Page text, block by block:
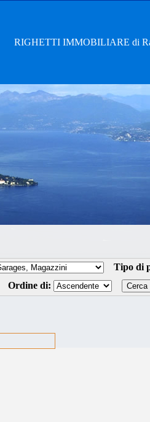
RIGHETTI IMMOBILIARE di
Tipo di
Ordine di: